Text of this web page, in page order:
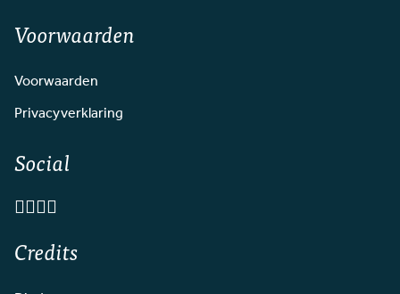
Voorwaarden
Voorwaarden
Privacyverklaring
Social
Credits